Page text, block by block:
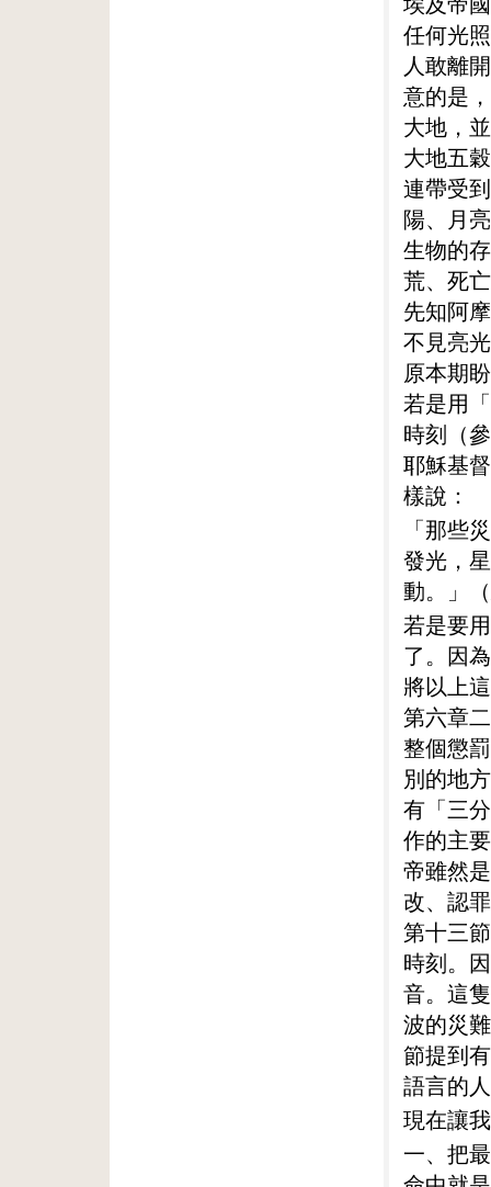
任何光
人敢離
意的是
大地，
大地五
連帶受
陽、月
生物的
荒、死
先知阿
不見亮
原本期
若是用
時刻（
耶穌基
樣說：
「那些
發光，
動。」
若是要
了。因
將以上
第六章
整個懲
別的地
有「三
作的主
帝雖然
改、認
第十三
時刻。
音。這
波的災
節提到
語言的
現在讓
一、把